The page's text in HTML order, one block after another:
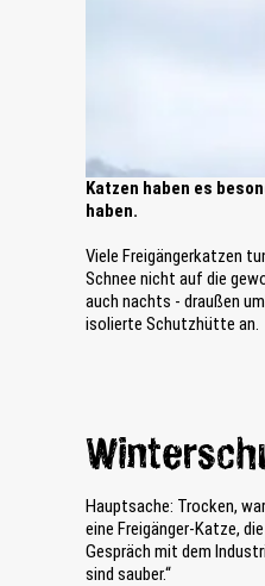
Katzen haben es
haben.
Viele Freigängerkatzen
Schnee nicht auf die
auch nachts - draußen
isolierte Schutzhütte an.
Hauptsache: Trocken,
eine Freigänger-Katze,
Gespräch mit dem
sind sauber.“